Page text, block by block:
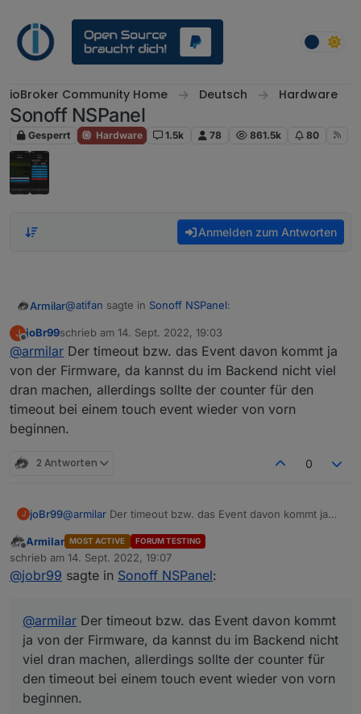
ioBroker Community Home Deutsch Hardware
Sonoff NSPanel
Gesperrt Hardware 1.5k 78 861.5k 80
Anmelden zum Antworten
Armilar@atifan sagte in Sonoff NSPanel:
@Armilar
Ich hab eine Kleinigkeit die mir aufgefallen ist,
evlt. kann man das im Script bei der nächsten
Version mit anpassen. Ist nix schlimmes aber evtl.
könnte man es ja auch ändern.
Nehmen wir an die steht auf 20 Sekunden.
dann haut mir zwischendurch das Ding
Ich finde es wäre nice, dass immer wenn die
Funktion zum Scrollen einer Seite aufgerufen
wird, der Timeout erneuert wird.
man dann die eingestellte Zeit nix mehr macht
wird der Screensaver aktiv.
Keine Ahnung ob das aufwendig ist umzusetzen
Ich sehe mir das mal an.
J
Offline
joBr99schrieb am 14. Sept. 2022, 19:03
zuletzt editiert von
@armilar Der timeout bzw. das Event davon kommt ja
von der Firmware, da kannst du im Backend nicht viel
dran machen, allerdings sollte der counter für den
timeout bei einem touch event wieder von vorn
beginnen.
2 Antworten 0
J joBr99@armilar Der timeout bzw. das Event davon kommt ja
dran machen, allerdings sollte der counter für den
timeout bei einem touch event wieder von vorn
beginnen.
Offline
Armilar MOST ACTIVE FORUM TESTING
schrieb am 14. Sept. 2022, 19:07
zuletzt editiert von
@jobr99 sagte in Sonoff NSPanel:
@armilar Der timeout bzw. das Event davon kommt
ja von der Firmware, da kannst du im Backend nicht
viel dran machen, allerdings sollte der counter für
den timeout bei einem touch event wieder von vorn
beginnen.